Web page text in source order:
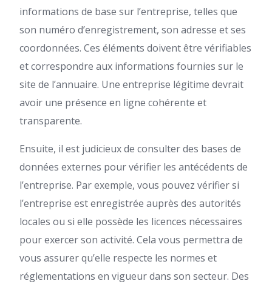
informations de base sur l’entreprise, telles que
son numéro d’enregistrement, son adresse et ses
coordonnées. Ces éléments doivent être vérifiables
et correspondre aux informations fournies sur le
site de l’annuaire. Une entreprise légitime devrait
avoir une présence en ligne cohérente et
transparente.
Ensuite, il est judicieux de consulter des bases de
données externes pour vérifier les antécédents de
l’entreprise. Par exemple, vous pouvez vérifier si
l’entreprise est enregistrée auprès des autorités
locales ou si elle possède les licences nécessaires
pour exercer son activité. Cela vous permettra de
vous assurer qu’elle respecte les normes et
réglementations en vigueur dans son secteur. Des